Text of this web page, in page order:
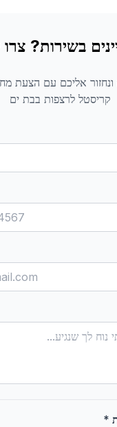
בשירות?
אליכם עם הצעת
קריסטל לרצפות בבת ים
*